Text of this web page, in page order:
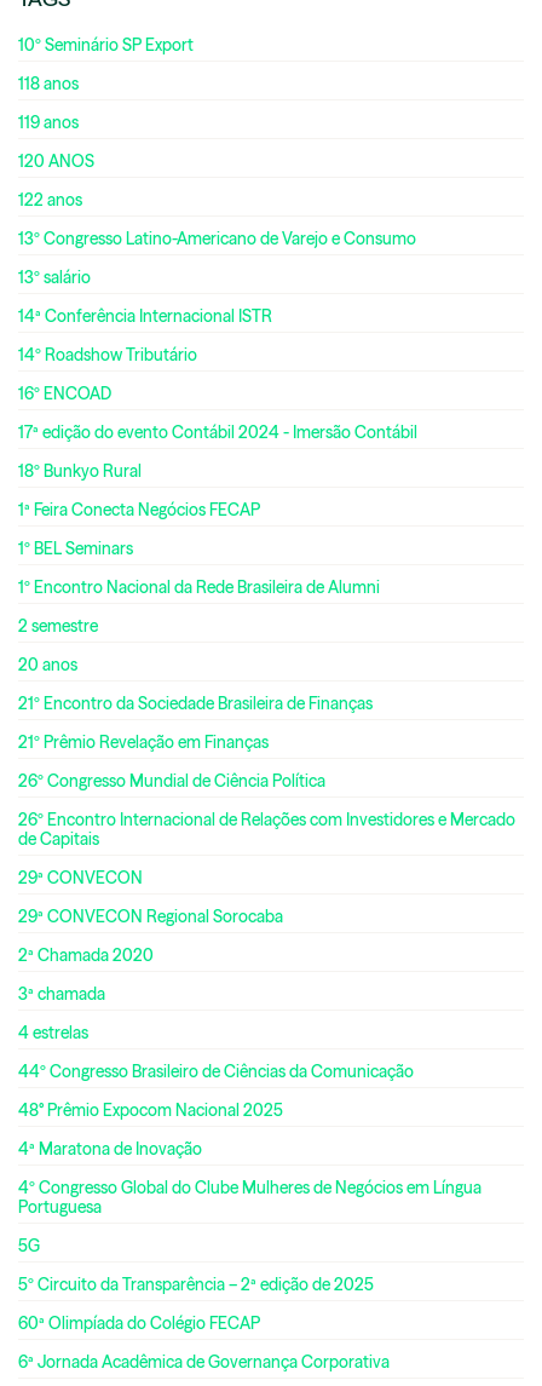
10º Seminário SP Export
118 anos
119 anos
120 ANOS
122 anos
13º Congresso Latino-Americano de Varejo e Consumo
13º salário
14ª Conferência Internacional ISTR
14º Roadshow Tributário
16º ENCOAD
17ª edição do evento Contábil 2024 - Imersão Contábil
18º Bunkyo Rural
1ª Feira Conecta Negócios FECAP
1º BEL Seminars
1º Encontro Nacional da Rede Brasileira de Alumni
2 semestre
20 anos
21º Encontro da Sociedade Brasileira de Finanças
21º Prêmio Revelação em Finanças
26º Congresso Mundial de Ciência Política
26º Encontro Internacional de Relações com Investidores e Mercado
de Capitais
29ª CONVECON
29ª CONVECON Regional Sorocaba
2ª Chamada 2020
3ª chamada
4 estrelas
44º Congresso Brasileiro de Ciências da Comunicação
48° Prêmio Expocom Nacional 2025
4ª Maratona de Inovação
4º Congresso Global do Clube Mulheres de Negócios em Língua
Portuguesa
5G
5º Circuito da Transparência – 2ª edição de 2025
60ª Olimpíada do Colégio FECAP
6ª Jornada Acadêmica de Governança Corporativa